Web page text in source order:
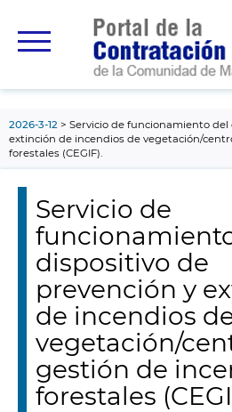
principal
2026-3-12
Servicio de funcionamiento
extinción de incendios de vegetación/
forestales (CEGIF).
Servicio de
dispositivo de
prevención y
de incendios
vegetación/
gestión de
forestales